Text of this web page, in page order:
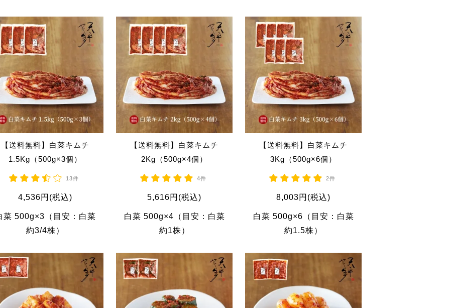
【送料無料】白菜キムチ
1.5Kg（500g×3個）
13件
4,536円(税込)
菜 500g×3（目安：白菜
約3/4株）
【送料無料】白菜キムチ
2Kg（500g×4個）
4件
5,616円(税込)
白菜 500g×4（目安：白菜
約1株）
【送料無料】白菜キムチ
3Kg（500g×6個）
2件
8,003円(税込)
白菜 500g×6（目安：白菜
約1.5株）